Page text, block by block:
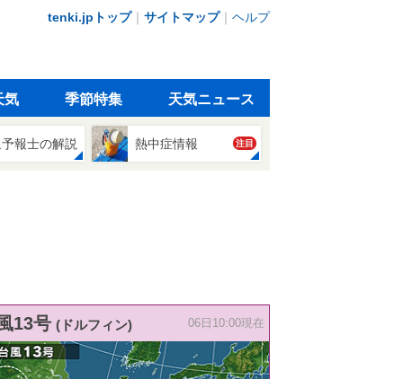
tenki.jpトップ｜ サイトマップ｜ ヘルプ
気 季節特集 天気ニュース
報士の解説 熱中症情報 注目
13号 (ドルフィン) 06日10:00現在